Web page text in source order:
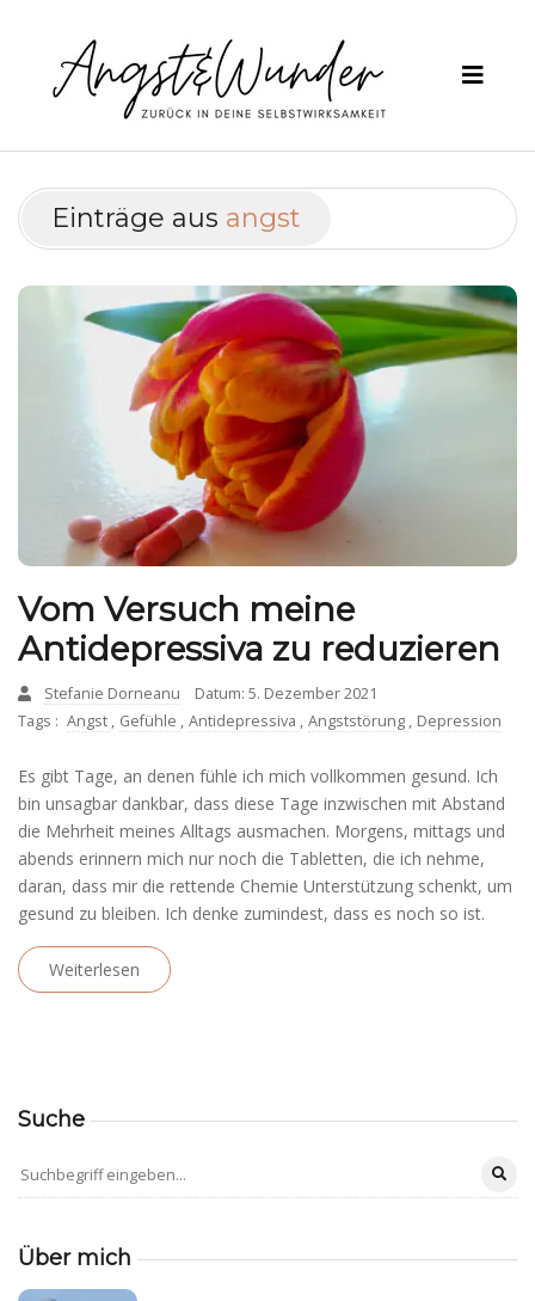
Einträge aus angst
Vom Versuch meine
Antidepressiva zu reduzieren
Stefanie Dorneanu
Datum: 5. Dezember 2021
Tags : Angst , Gefühle , Antidepressiva , Angststörung , Depression
Es gibt Tage, an denen fühle ich mich vollkommen gesund. Ich
bin unsagbar dankbar, dass diese Tage inzwischen mit Abstand
die Mehrheit meines Alltags ausmachen. Morgens, mittags und
abends erinnern mich nur noch die Tabletten, die ich nehme,
daran, dass mir die rettende Chemie Unterstützung schenkt, um
gesund zu bleiben. Ich denke zumindest, dass es noch so ist.
Weiterlesen
Suche
Über mich